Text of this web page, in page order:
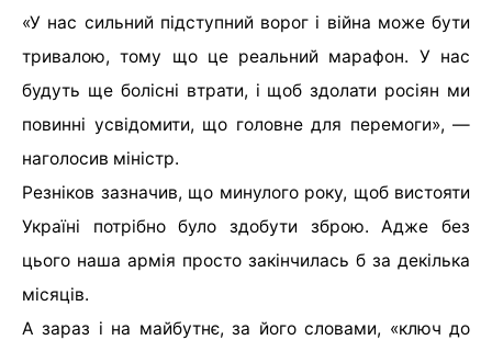
«У нас сильний підступний ворог і війна може бути
тривалою, тому що це реальний марафон. У нас
будуть ще болісні втрати, і щоб здолати росіян ми
повинні усвідомити, що головне для перемоги», —
наголосив міністр.
Резніков зазначив, що минулого року, щоб вистояти
Україні потрібно було здобути зброю. Адже без
цього наша армія просто закінчилась б за декілька
місяців.
А зараз і на майбутнє, за його словами, «ключ до